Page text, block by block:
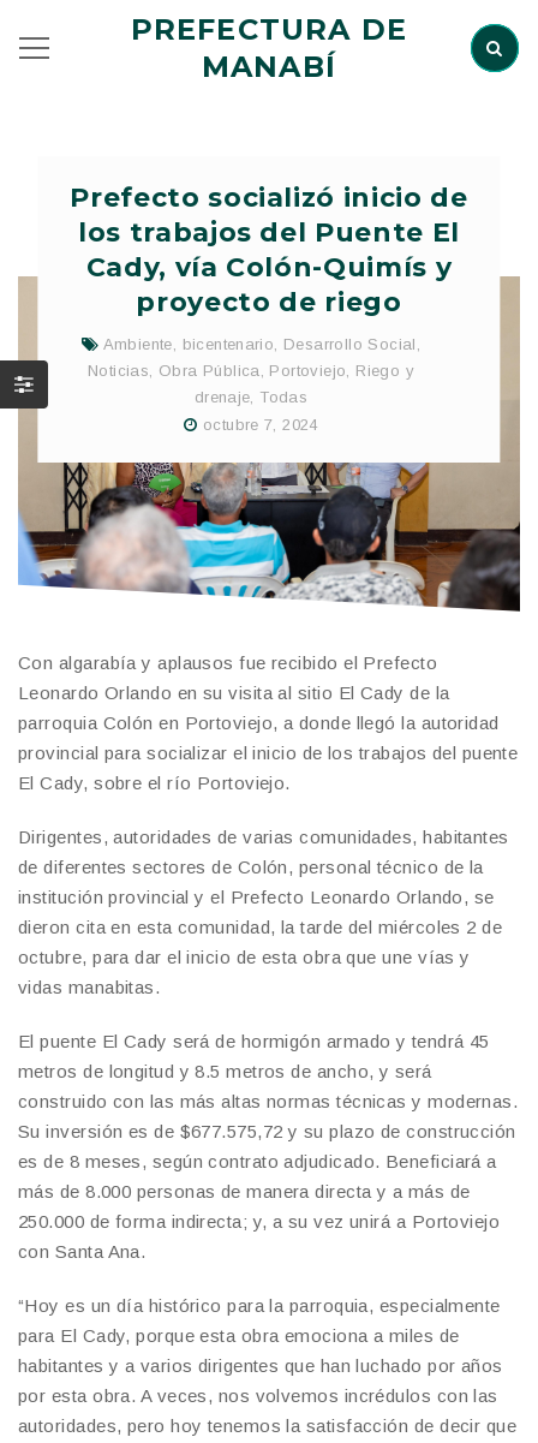
PREFECTURA DE
MANABÍ
Prefecto socializó inicio de
los trabajos del Puente El
Cady, vía Colón-Quimís y
proyecto de riego
Ambiente, bicentenario, Desarrollo Social ,
Noticias, Obra Pública, Portoviejo, Riego y
drenaje, Todas
octubre 7, 2024
Con algarabía y aplausos fue recibido el Prefecto
Leonardo Orlando en su visita al sitio El Cady de la
parroquia Colón en Portoviejo, a donde llegó la autoridad
provincial para socializar el inicio de los trabajos del puente
El Cady, sobre el río Portoviejo.
Dirigentes, autoridades de varias comunidades, habitantes
de diferentes sectores de Colón, personal técnico de la
institución provincial y el Prefecto Leonardo Orlando, se
dieron cita en esta comunidad, la tarde del miércoles 2 de
octubre, para dar el inicio de esta obra que une vías y
vidas manabitas.
El puente El Cady será de hormigón armado y tendrá 45
metros de longitud y 8.5 metros de ancho, y será
construido con las más altas normas técnicas y modernas.
Su inversión es de $677.575,72 y su plazo de construcción
es de 8 meses, según contrato adjudicado. Beneficiará a
más de 8.000 personas de manera directa y a más de
250.000 de forma indirecta; y, a su vez unirá a Portoviejo
con Santa Ana.
“Hoy es un día histórico para la parroquia, especialmente
para El Cady, porque esta obra emociona a miles de
habitantes y a varios dirigentes que han luchado por años
por esta obra. A veces, nos volvemos incrédulos con las
autoridades, pero hoy tenemos la satisfacción de decir que